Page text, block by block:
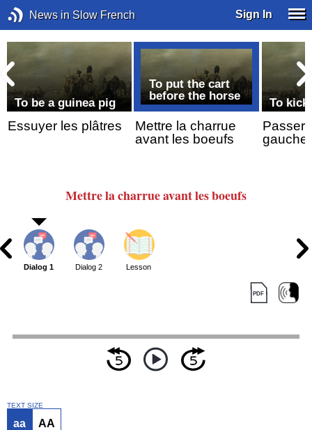
News in Slow French Sign In
To be a guinea pig
Essuyer les plâtres
To put the cart
before the horse
Mettre la charrue
avant les boeufs
To
Passer
gauche
Mettrela charrueavant les boeufs
Dialog 1 Dialog 2 Lesson
TEXT SIZE
aa AA